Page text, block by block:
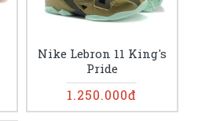
Nike Lebron 11 King's
Pride
1.250.000đ